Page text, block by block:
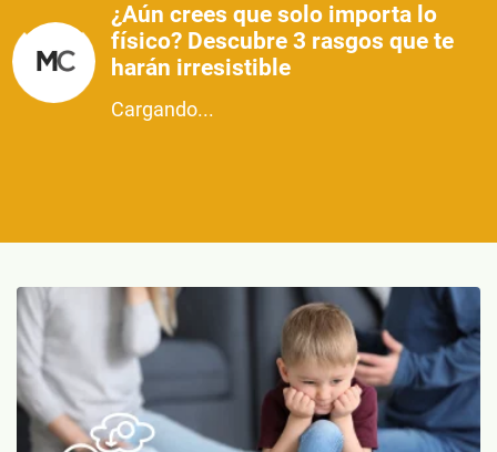
¿Aún crees que solo importa lo
físico? Descubre 3 rasgos que te
harán irresistible
Cargando...